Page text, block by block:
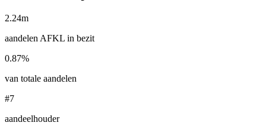
2.24m
aandelen AFKL in bezit
0.87%
van totale aandelen
#7
aandeelhouder